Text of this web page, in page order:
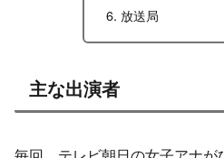
放送局
主な出演者